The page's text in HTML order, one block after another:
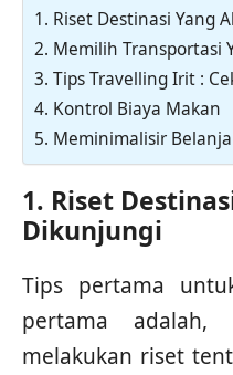
1. Riset Destinasi Yang
2. Memilih Transportasi
3. Tips Travelling Irit :
4. Kontrol Biaya Makan
5. Meminimalisir
1. Riset
Dikunjungi
Tips pertama
pertama adalah,
melakukan riset